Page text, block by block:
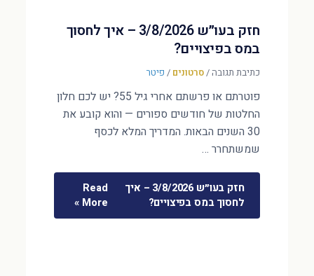
חזק בעו״ש 3/8/2026 – איך לחסוך
במס בפיצויים?
כתיבת תגובה/סרטונים / פיטר
פוטרתם או פרשתם אחרי גיל 55? יש לכם חלון
החלטות של חודשים ספורים — והוא קובע את
30 השנים הבאות. המדריך המלא לכסף
שמשתחרר …
חזק בעו״ש 3/8/2026 – איך
לחסוך במס בפיצויים?
Read
More »